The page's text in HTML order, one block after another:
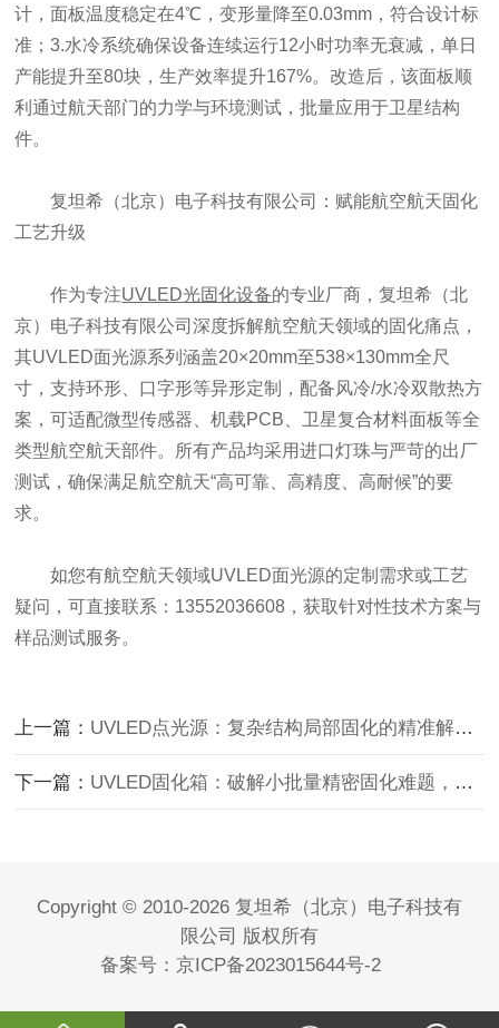
计，面板温度稳定在4℃，变形量降至0.03mm，符合设计标
准；3.水冷系统确保设备连续运行12小时功率无衰减，单日
产能提升至80块，生产效率提升167%。改造后，该面板顺
利通过航天部门的力学与环境测试，批量应用于卫星结构
件。
复坦希（北京）电子科技有限公司：赋能航空航天固化
工艺升级
作为专注UVLED光固化设备的专业厂商，复坦希（北
京）电子科技有限公司深度拆解航空航天领域的固化痛点，
其UVLED面光源系列涵盖20×20mm至538×130mm全尺
寸，支持环形、口字形等异形定制，配备风冷/水冷双散热方
案，可适配微型传感器、机载PCB、卫星复合材料面板等全
类型航空航天部件。所有产品均采用进口灯珠与严苛的出厂
测试，确保满足航空航天“高可靠、高精度、高耐候”的要
求。
如您有航空航天领域UVLED面光源的定制需求或工艺
疑问，可直接联系： 13552036608 ，获取针对性技术方案与
样品测试服务。
上一篇： UVLED点光源：复杂结构局部固化的精准解决方案，攻克角度与
下一篇： UVLED固化箱：破解小批量精密固化难题，适配实验室研发与微
Copyright © 2010-2026 复坦希（北京）电子科技有
限公司 版权所有
备案号： 京ICP备2023015644号-2